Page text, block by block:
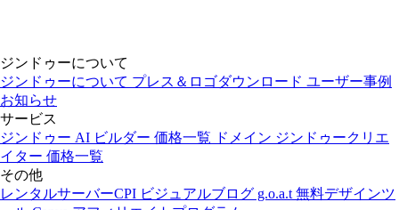
ジンドゥーについて
ジンドゥーについて プレス＆ロゴダウンロード ユーザー事例
お知らせ
サービス
ジンドゥー AI ビルダー 価格一覧 ドメイン ジンドゥークリエ
イター 価格一覧
その他
レンタルサーバーCPI ビジュアルブログ g.o.a.t 無料デザインツ